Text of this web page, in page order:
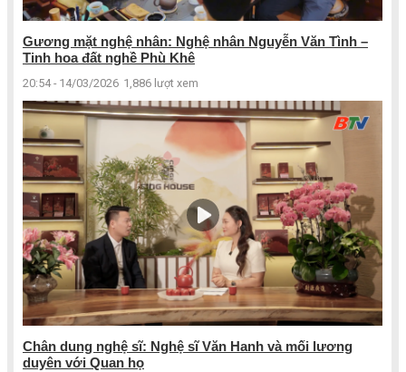
Gương mặt nghệ nhân: Nghệ nhân Nguyễn Văn Tình –
Tinh hoa đất nghề Phù Khê
20:54 - 14/03/2026 1,886 lượt xem
Chân dung nghệ sĩ: Nghệ sĩ Văn Hanh và mối lương
duyên với Quan họ